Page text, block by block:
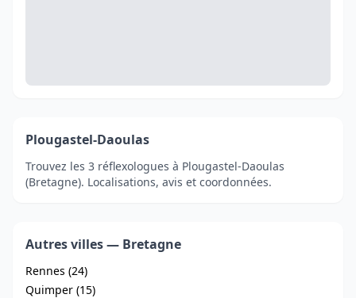
Plougastel-Daoulas
Trouvez les 3 réflexologues à Plougastel-Daoulas
(Bretagne). Localisations, avis et coordonnées.
Autres villes — Bretagne
Rennes (24)
Quimper (15)